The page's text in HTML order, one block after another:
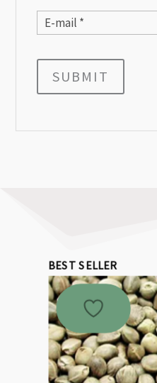
SUBMIT
BEST SELLER